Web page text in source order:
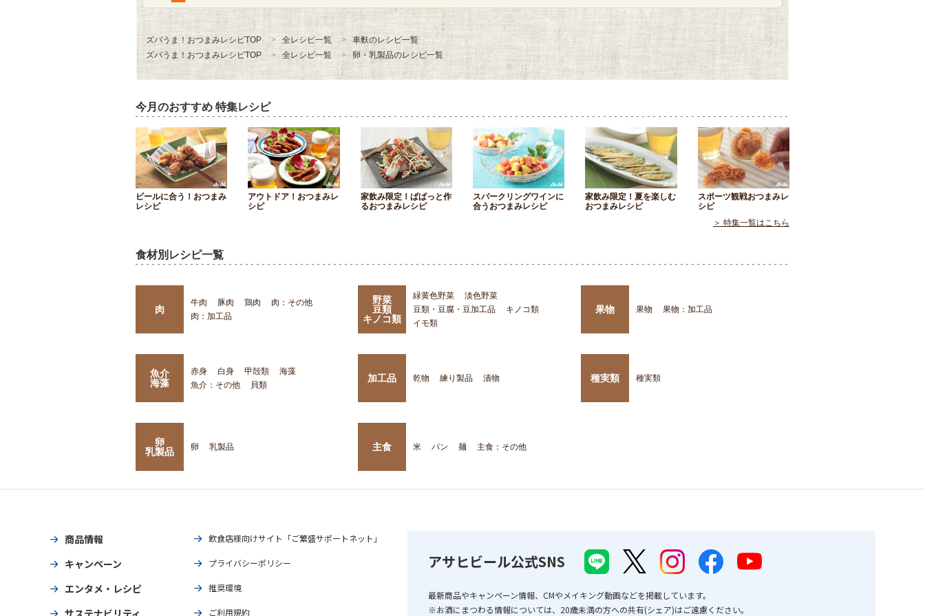
ズバうま！おつまみレシピTOP 全レシピ一覧
車麩のレシピ一覧
ズバうま！おつまみレシピTOP
全レシピ一覧 卵・乳製品のレシピ一覧
今月のおすすめ 特集レシピ
ビールに合う！おつまみ
レシピ
アウトドア！おつまみレ
シピ
家飲み限定！ぱぱっと作
るおつまみレシピ
スパークリングワインに
合うおつまみレシピ
家飲み限定！夏を楽しむ
おつまみレシピ
スポーツ観戦おつまみレ
シピ
＞ 特集一覧はこちら
食材別レシピ一覧
肉
牛肉 豚肉 鶏肉
肉：その他
肉：加工品
野菜
豆類
キノコ類
緑黄色野菜
淡色野菜
豆類・豆腐・豆加工品
キノコ類
イモ類
果物 果物 果物：加工品
魚介
海藻
赤身 白身 甲殻類
海藻
魚介：その他
貝類
加工品 乾物 練り製品 漬物 種実類 種実類
卵
乳製品
卵 乳製品 主食 米 パン 麺 主食：その他
商品情報
キャンペーン
エンタメ・レシピ
サステナビリティ
飲食店様向けサイト「ご繁盛サポートネット」
プライバシーポリシー
推奨環境
ご利用規約
アサヒビール公式SNS
最新商品やキャンペーン情報、CMやメイキング動画などを掲載しています。
※お酒にまつわる情報については、20歳未満の方への共有(シェア)はご遠慮ください。